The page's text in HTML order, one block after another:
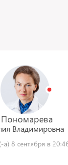
Пономарева
Владимировна
а) 8 сентября в